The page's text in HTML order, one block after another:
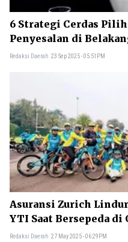
6 Strategi Cerdas
Penyesalan di
Redaksi Daerah 23 Sep 2025 - 05:51PM
Asuransi Zurich
YTI Saat Bersepeda di
Redaksi Daerah 27 May 2025 - 06:29PM